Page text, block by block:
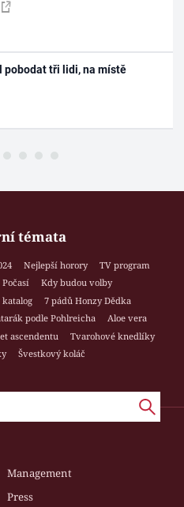
pobodat tři lidi, na místě
témata
Nejlepší horory
TV program
Počasí
Kdy budou volby
katalog
7 pádů Honzy Dědka
podle Pohlreicha
Aloe vera
ascendentu
Tvarohové knedlíky
Švestkový koláč
Management
Press